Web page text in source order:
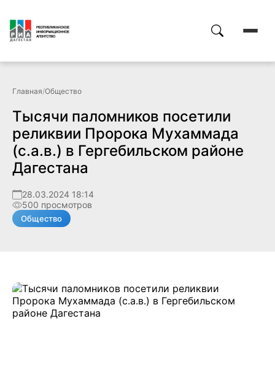
Главная/Общество
Тысячи паломников посетили
реликвии Пророка Мухаммада
(с.а.в.) в Гергебильском районе
Дагестана
28.03.2024 18:14
500 просмотров
Общество